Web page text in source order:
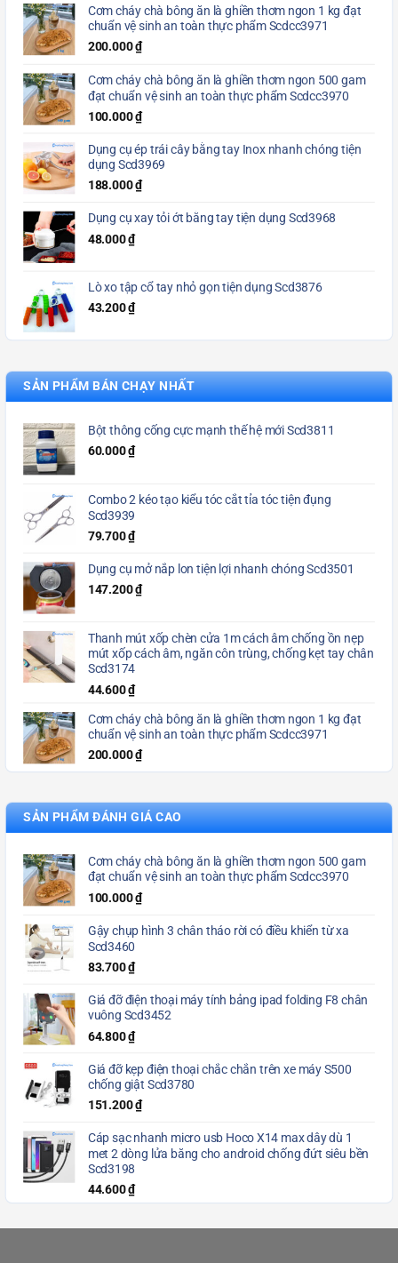
Cơm cháy chà bông ăn là ghiền thơm ngon 1 kg đạt
chuẩn vệ sinh an toàn thực phẩm Scdcc3971
200.000₫
Cơm cháy chà bông ăn là ghiền thơm ngon 500 gam
đạt chuẩn vệ sinh an toàn thực phẩm Scdcc3970
100.000₫
Dụng cụ ép trái cây bằng tay Inox nhanh chóng tiện
dụng Scd3969
188.000₫
Dụng cụ xay tỏi ớt bằng tay tiện dụng Scd3968
48.000₫
Lò xo tập cổ tay nhỏ gọn tiện dụng Scd3876
43.200₫
SẢN PHẨM BÁN CHẠY NHẤT
Bột thông cống cực mạnh thế hệ mới Scd3811
60.000₫
Combo 2 kéo tạo kiểu tóc cắt tỉa tóc tiện đụng
Scd3939
79.700₫
Dụng cụ mở nắp lon tiện lợi nhanh chóng Scd3501
147.200₫
Thanh mút xốp chèn cửa 1m cách âm chống ồn nẹp
mút xốp cách âm, ngăn côn trùng, chống kẹt tay chân
Scd3174
44.600₫
Cơm cháy chà bông ăn là ghiền thơm ngon 1 kg đạt
chuẩn vệ sinh an toàn thực phẩm Scdcc3971
200.000₫
SẢN PHẨM ĐÁNH GIÁ CAO
Cơm cháy chà bông ăn là ghiền thơm ngon 500 gam
đạt chuẩn vệ sinh an toàn thực phẩm Scdcc3970
100.000₫
Gậy chụp hình 3 chân tháo rời có điều khiển từ xa
Scd3460
83.700₫
Giá đỡ điện thoại máy tính bảng ipad folding F8 chân
vuông Scd3452
64.800₫
Giá đỡ kẹp điện thoại chắc chắn trên xe máy S500
chống giật Scd3780
151.200₫
Cáp sạc nhanh micro usb Hoco X14 max dây dù 1
met 2 dòng lửa băng cho android chống đứt siêu bền
Scd3198
44.600₫